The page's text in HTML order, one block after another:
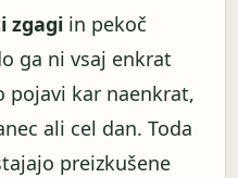
zgagi in pekoč
ga ni vsaj enkrat
pojavi kar naenkrat,
ali cel dan. Toda
preizkušene